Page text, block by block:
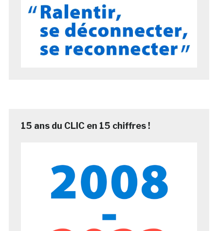
15 ans du CLIC en 15 chiffres !